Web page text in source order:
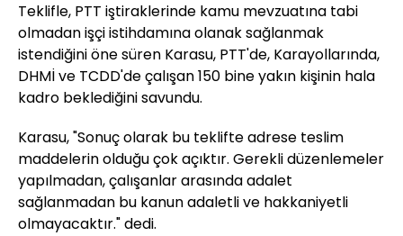
Teklifle, PTT iştiraklerinde kamu mevzuatına tabi
olmadan işçi istihdamına olanak sağlanmak
istendiğini öne süren Karasu, PTT'de, Karayollarında,
DHMİ ve TCDD'de çalışan 150 bine yakın kişinin hala
kadro beklediğini savundu.
Karasu, "Sonuç olarak bu teklifte adrese teslim
maddelerin olduğu çok açıktır. Gerekli düzenlemeler
yapılmadan, çalışanlar arasında adalet
sağlanmadan bu kanun adaletli ve hakkaniyetli
olmayacaktır." dedi.